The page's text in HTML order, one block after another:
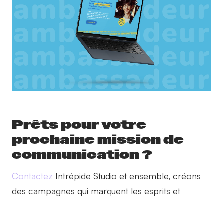
Prêts pour votre
prochaine mission de
communication ?
Contactez Intrépide Studio et ensemble, créons
des campagnes qui marquent les esprits et